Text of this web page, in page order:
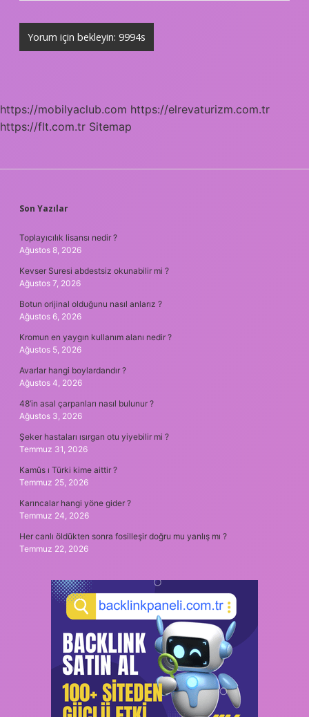
https://mobilyaclub.com https://elrevaturizm.com.tr
https://flt.com.tr Sitemap
SIDEBAR
Son Yazılar
Toplayıcılık lisansı nedir ?
Ağustos 8, 2026
Kevser Suresi abdestsiz okunabilir mi ?
Ağustos 7, 2026
Botun orijinal olduğunu nasıl anlarız ?
Ağustos 6, 2026
Kromun en yaygın kullanım alanı nedir ?
Ağustos 5, 2026
Avarlar hangi boylardandır ?
Ağustos 4, 2026
48’in asal çarpanları nasıl bulunur ?
Ağustos 3, 2026
Şeker hastaları ısırgan otu yiyebilir mi ?
Temmuz 31, 2026
Kamûs ı Türki kime aittir ?
Temmuz 25, 2026
Karıncalar hangi yöne gider ?
Temmuz 24, 2026
Her canlı öldükten sonra fosilleşir doğru mu yanlış mı ?
Temmuz 22, 2026